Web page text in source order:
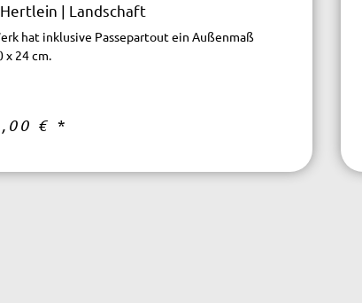
| Landschaft
hat inklusive Passepartout ein Außenmaß
x 24 cm.
€ *